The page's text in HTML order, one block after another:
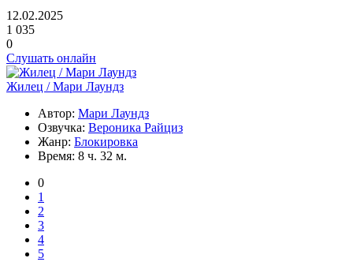
12.02.2025
1 035
0
Слушать онлайн
Жилец / Мари Лаундз
Автор: Мари Лаундз
Озвучка: Вероника Райциз
Жанр: Блокировка
Время: 8 ч. 32 м.
0
1
2
3
4
5